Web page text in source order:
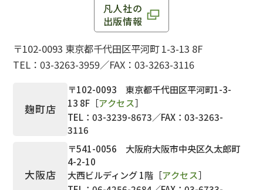
凡人社の
出版情報
〒102-0093 東京都千代田区平河町 1-3-13 8F
TEL：03-3263-3959／FAX：03-3263-3116
麹町店
〒102-0093 東京都千代田区平河町1-3-
13 8F［アクセス］
TEL：03-3239-8673／FAX：03-3263-
3116
大阪店
〒541-0056 大阪府大阪市中央区久太郎町
4-2-10
大西ビルディング 1階［アクセス］